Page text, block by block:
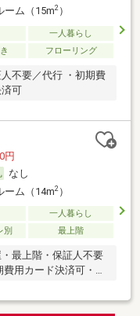
ーム（15m2）
一人暮らし
フローリング
不要／代行 ・初期費
可
円
なし
ーム（14m2）
一人暮らし
別 最上階
最上階・保証人不要
用カード決済可・家